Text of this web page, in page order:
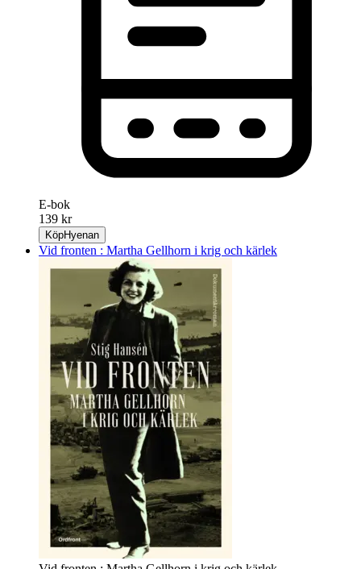
E-bok
139 kr
KöpHyenan
Vid fronten : Martha Gellhorn i krig och kärlek